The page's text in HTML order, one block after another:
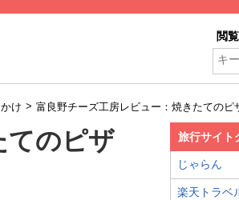
閲
け > 富良野チーズ工房レビュー：焼きたてのピ
てのピザ
旅行サイト
じゃらん
楽天トラベ